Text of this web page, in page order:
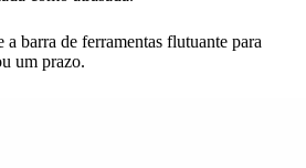
a barra de ferramentas flutuante para
um prazo.